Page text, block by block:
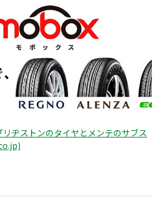
ヂストンのタイヤとメンテのサブス